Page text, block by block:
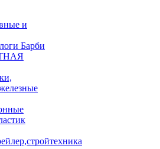
и
Барби